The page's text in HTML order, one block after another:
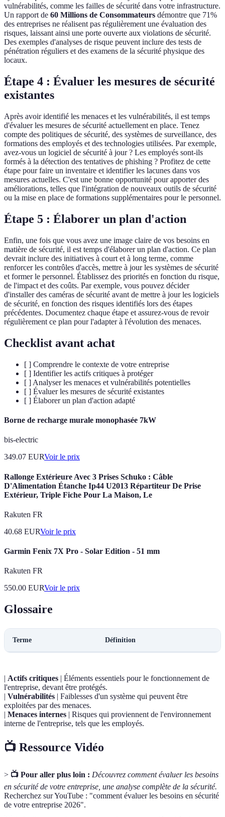
vulnérabilités, comme les failles de sécurité dans votre infrastructure.
Un rapport de 60 Millions de Consommateurs démontre que 71%
des entreprises ne réalisent pas régulièrement une évaluation des
risques, laissant ainsi une porte ouverte aux violations de sécurité.
Des exemples d'analyses de risque peuvent inclure des tests de
pénétration réguliers et des examens de la sécurité physique des
locaux.
Étape 4 : Évaluer les mesures de sécurité
existantes
Après avoir identifié les menaces et les vulnérabilités, il est temps
d'évaluer les mesures de sécurité actuellement en place. Tenez
compte des politiques de sécurité, des systèmes de surveillance, des
formations des employés et des technologies utilisées. Par exemple,
avez-vous un logiciel de sécurité à jour ? Les employés sont-ils
formés à la détection des tentatives de phishing ? Profitez de cette
étape pour faire un inventaire et identifier les lacunes dans vos
mesures actuelles. C'est une bonne opportunité pour apporter des
améliorations, telles que l'intégration de nouveaux outils de sécurité
ou la mise en place de formations supplémentaires pour le personnel.
Étape 5 : Élaborer un plan d'action
Enfin, une fois que vous avez une image claire de vos besoins en
matière de sécurité, il est temps d'élaborer un plan d'action. Ce plan
devrait inclure des initiatives à court et à long terme, comme
renforcer les contrôles d'accès, mettre à jour les systèmes de sécurité
et former le personnel. Établissez des priorités en fonction du risque,
de l'impact et des coûts. Par exemple, vous pouvez décider
d'installer des caméras de sécurité avant de mettre à jour les logiciels
de sécurité, en fonction des risques identifiés lors des étapes
précédentes. Documentez chaque étape et assurez-vous de revoir
régulièrement ce plan pour l'adapter à l'évolution des menaces.
Checklist avant achat
[ ] Comprendre le contexte de votre entreprise
[ ] Identifier les actifs critiques à protéger
[ ] Analyser les menaces et vulnérabilités potentielles
[ ] Évaluer les mesures de sécurité existantes
[ ] Élaborer un plan d'action adapté
Borne de recharge murale monophasée 7kW
bis-electric
349.07 EURVoir le prix
Rallonge Extérieure Avec 3 Prises Schuko : Câble
D'Alimentation Étanche Ip44 U2013 Répartiteur De Prise
Extérieur, Triple Fiche Pour La Maison, Le
Rakuten FR
40.68 EURVoir le prix
Garmin Fenix 7X Pro - Solar Edition - 51 mm
Rakuten FR
550.00 EURVoir le prix
Glossaire
Terme Définition
| Actifs critiques | Éléments essentiels pour le fonctionnement de
l'entreprise, devant être protégés.
| Vulnérabilités | Faiblesses d'un système qui peuvent être
exploitées par des menaces.
| Menaces internes | Risques qui proviennent de l'environnement
interne de l'entreprise, tels que les employés.
📺 Ressource Vidéo
> 📺 Pour aller plus loin : Découvrez comment évaluer les besoins
en sécurité de votre entreprise, une analyse complète de la sécurité.
Recherchez sur YouTube : "comment évaluer les besoins en sécurité
de votre entreprise 2026".